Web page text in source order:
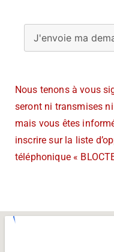
J'envoie ma
Nous tenons à vous
seront ni transmises ni
mais vous êtes
inscrire sur la liste
téléphonique «